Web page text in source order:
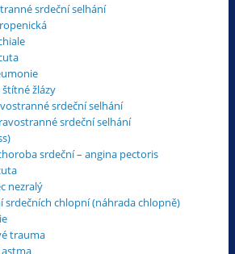
srdeční selhání
žlázy
srdeční selhání
srdeční selhání
srdeční – angina pectoris
nezralý
srdečních chlopní (náhrada chlopně)
trauma